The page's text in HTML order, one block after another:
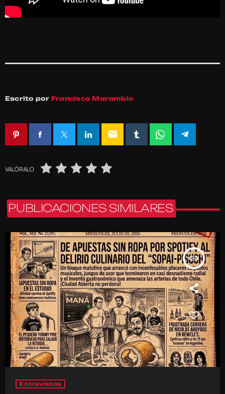
Escrito por Francisco Marambio
email
VALÓRALO
PUBLICACIONES SIMILARES
insert_link
Entrevistas